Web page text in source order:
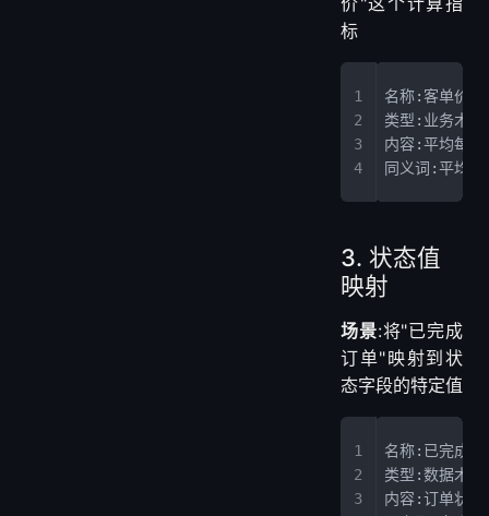
2. 计算指
场景
:定义"客单
价"这个计算指
标
内容:平均每
同义词:平均消
3. 状态值
场景
:将"已完成
订单"映射到状
态字段的特定值